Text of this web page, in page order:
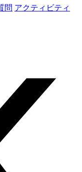
問 アクティビティ